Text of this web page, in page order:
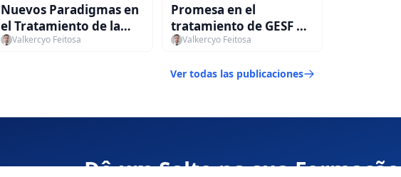
Nuevos Paradigmas en
el Tratamiento de la
GESF
Valkercyo Feitosa
Promesa en el
tratamiento de GESF en
pacientes con genotipo
Valkercyo Feitosa
Ver todas las publicaciones
Dê um Salto na sua Formação